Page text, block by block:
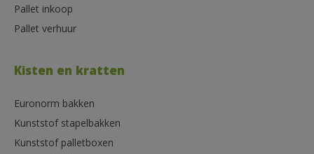
Pallet inkoop
Pallet verhuur
Kisten en kratten
Euronorm bakken
Kunststof stapelbakken
Kunststof palletboxen